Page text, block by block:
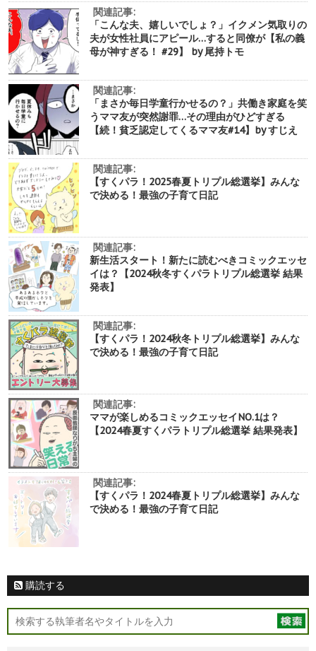
関連記事:
「こんな夫、嬉しいでしょ？」イクメン気取りの
夫が女性社員にアピール…すると同僚が【私の義
母が神すぎる！ #29】 by 尾持トモ
関連記事:
「まさか毎日学童行かせるの？」共働き家庭を笑
うママ友が突然謝罪…その理由がひどすぎる
【続！貧乏認定してくるママ友#14】by すじえ
関連記事:
【すくパラ！2025春夏トリプル総選挙】みんな
で決める！最強の子育て日記
関連記事:
新生活スタート！新たに読むべきコミックエッセ
イは？【2024秋冬すくパラトリプル総選挙 結果
発表】
関連記事:
【すくパラ！2024秋冬トリプル総選挙】みんな
で決める！最強の子育て日記
関連記事:
ママが楽しめるコミックエッセイNO.1は？
【2024春夏すくパラトリプル総選挙 結果発表】
関連記事:
【すくパラ！2024春夏トリプル総選挙】みんな
で決める！最強の子育て日記
購読する